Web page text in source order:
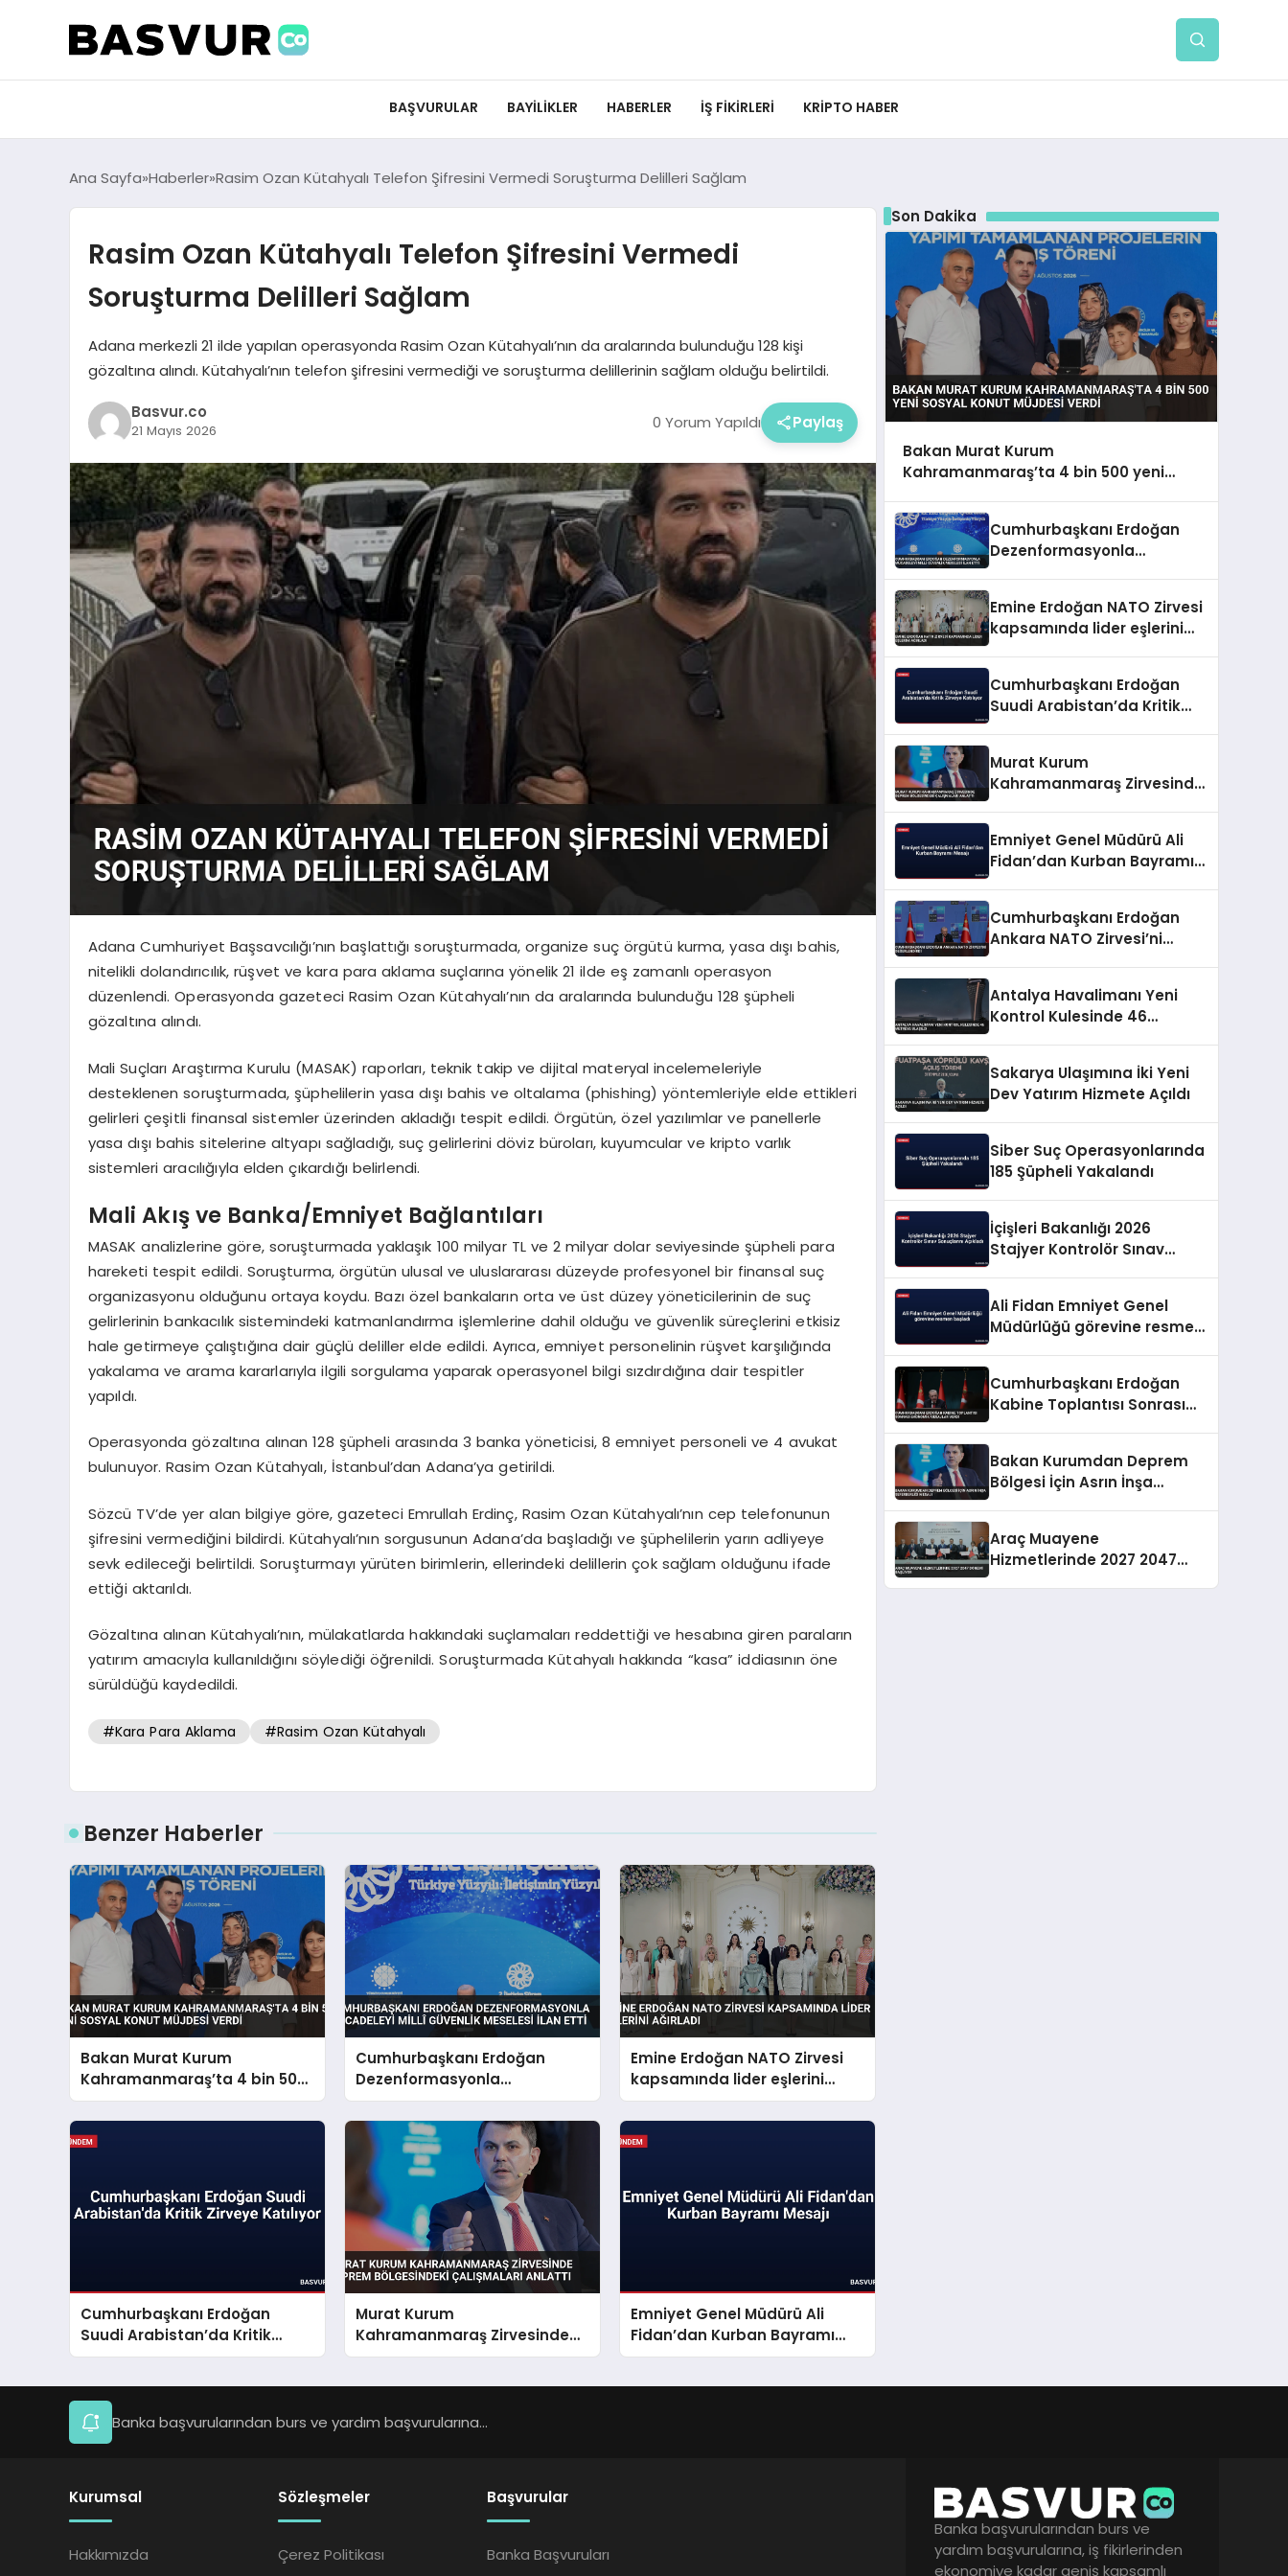
BAŞVURULAR BAYILIKLER HABERLER İŞ FIKIRLERI KRIPTO HABER
Ana Sayfa Haberler Rasim Ozan Kütahyalı Telefon Şifresini Vermedi Soruşturma Delilleri Sağlam
Rasim Ozan Kütahyalı Telefon Şifresini Vermedi
Soruşturma Delilleri Sağlam
Adana merkezli 21 ilde yapılan operasyonda Rasim Ozan Kütahyalı’nın da aralarında bulunduğu 128 kişi
gözaltına alındı. Kütahyalı’nın telefon şifresini vermediği ve soruşturma delillerinin sağlam olduğu belirtildi.
Basvur.co
21 Mayıs 2026 0 Yorum Yapıldı Paylaş
Adana Cumhuriyet Başsavcılığı’nın başlattığı soruşturmada, organize suç örgütü kurma, yasa dışı bahis,
nitelikli dolandırıcılık, rüşvet ve kara para aklama suçlarına yönelik 21 ilde eş zamanlı operasyon
düzenlendi. Operasyonda gazeteci Rasim Ozan Kütahyalı’nın da aralarında bulunduğu 128 şüpheli
gözaltına alındı.
Mali Suçları Araştırma Kurulu (MASAK) raporları, teknik takip ve dijital materyal incelemeleriyle
desteklenen soruşturmada, şüphelilerin yasa dışı bahis ve oltalama (phishing) yöntemleriyle elde ettikleri
gelirleri çeşitli finansal sistemler üzerinden akladığı tespit edildi. Örgütün, özel yazılımlar ve panellerle
yasa dışı bahis sitelerine altyapı sağladığı, suç gelirlerini döviz büroları, kuyumcular ve kripto varlık
sistemleri aracılığıyla elden çıkardığı belirlendi.
Mali Akış ve Banka/Emniyet Bağlantıları
MASAK analizlerine göre, soruşturmada yaklaşık 100 milyar TL ve 2 milyar dolar seviyesinde şüpheli para
hareketi tespit edildi. Soruşturma, örgütün ulusal ve uluslararası düzeyde profesyonel bir finansal suç
organizasyonu olduğunu ortaya koydu. Bazı özel bankaların orta ve üst düzey yöneticilerinin de suç
gelirlerinin bankacılık sistemindeki katmanlandırma işlemlerine dahil olduğu ve güvenlik süreçlerini etkisiz
hale getirmeye çalıştığına dair güçlü deliller elde edildi. Ayrıca, emniyet personelinin rüşvet karşılığında
yakalama ve arama kararlarıyla ilgili sorgulama yaparak operasyonel bilgi sızdırdığına dair tespitler
yapıldı.
Operasyonda gözaltına alınan 128 şüpheli arasında 3 banka yöneticisi, 8 emniyet personeli ve 4 avukat
bulunuyor. Rasim Ozan Kütahyalı, İstanbul’dan Adana’ya getirildi.
Sözcü TV’de yer alan bilgiye göre, gazeteci Emrullah Erdinç, Rasim Ozan Kütahyalı’nın cep telefonunun
şifresini vermediğini bildirdi. Kütahyalı’nın sorgusunun Adana’da başladığı ve şüphelilerin yarın adliyeye
sevk edileceği belirtildi. Soruşturmayı yürüten birimlerin, ellerindeki delillerin çok sağlam olduğunu ifade
ettiği aktarıldı.
Gözaltına alınan Kütahyalı’nın, mülakatlarda hakkındaki suçlamaları reddettiği ve hesabına giren paraların
yatırım amacıyla kullanıldığını söylediği öğrenildi. Soruşturmada Kütahyalı hakkında “kasa” iddiasının öne
sürüldüğü kaydedildi.
#Kara Para Aklama #Rasim Ozan Kütahyalı
Benzer Haberler
Bakan Murat Kurum
Kahramanmaraş’ta 4 bin 500
yeni sosyal konut müjdesi
verdi
Cumhurbaşkanı Erdoğan
Dezenformasyonla
Mücadeleyi Millî Güvenlik
Meselesi İlan Etti
Emine Erdoğan NATO Zirvesi
kapsamında lider eşlerini
ağırladı
Cumhurbaşkanı Erdoğan
Suudi Arabistan’da Kritik
Zirveye Katılıyor
Murat Kurum
Kahramanmaraş Zirvesinde
Deprem Bölgesindeki
Emniyet Genel Müdürü Ali
Fidan’dan Kurban Bayramı
Mesajı
Son Dakika
Bakan Murat Kurum
Kahramanmaraş’ta 4 bin 500 yeni
Cumhurbaşkanı Erdoğan
Dezenformasyonla
Emine Erdoğan NATO Zirvesi
kapsamında lider eşlerini
Cumhurbaşkanı Erdoğan
Suudi Arabistan’da Kritik
Murat Kurum
Kahramanmaraş Zirvesinde
Emniyet Genel Müdürü Ali
Fidan’dan Kurban Bayramı
Cumhurbaşkanı Erdoğan
Ankara NATO Zirvesi’ni
Antalya Havalimanı Yeni
Kontrol Kulesinde 46
Sakarya Ulaşımına İki Yeni
Dev Yatırım Hizmete Açıldı
Siber Suç Operasyonlarında
185 Şüpheli Yakalandı
İçişleri Bakanlığı 2026
Stajyer Kontrolör Sınav
Ali Fidan Emniyet Genel
Müdürlüğü görevine resmen
Cumhurbaşkanı Erdoğan
Kabine Toplantısı Sonrası
Bakan Kurumdan Deprem
Bölgesi İçin Asrın İnşa
Araç Muayene
Hizmetlerinde 2027 2047
Banka başvurularından burs ve yardım başvurularına...
Kurumsal
Hakkımızda
Sözleşmeler
Çerez Politikası
Başvurular
Banka Başvuruları
Banka başvurularından burs ve
yardım başvurularına, iş fikirlerinden
ekonomiye kadar geniş kapsamlı